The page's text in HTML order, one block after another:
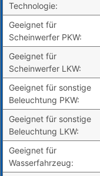
Technologie:
Geeignet für
Scheinwerfer PKW:
Geeignet für
Scheinwerfer LKW:
Geeignet für sonstige
Beleuchtung PKW:
Geeignet für sonstige
Beleuchtung LKW:
Geeignet für
Wasserfahrzeug: